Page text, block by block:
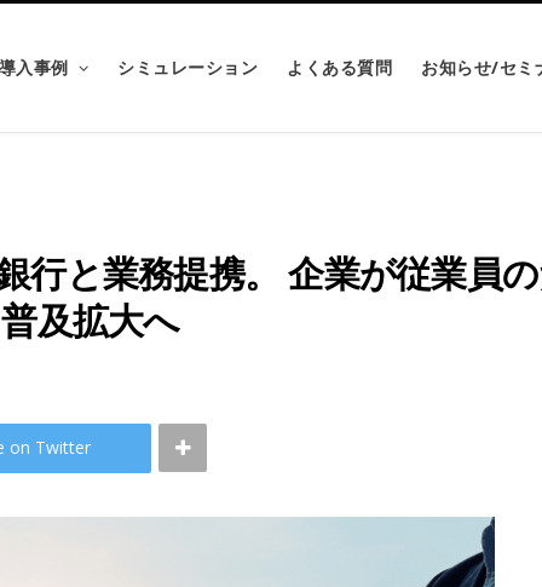
入事例 シミュレーション よくある質問 お知らせ/セミ
行と業務提携。 企業が従業員
及拡大へ
on Twitter